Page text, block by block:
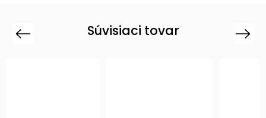
Súvisiaci tovar
Previous Next